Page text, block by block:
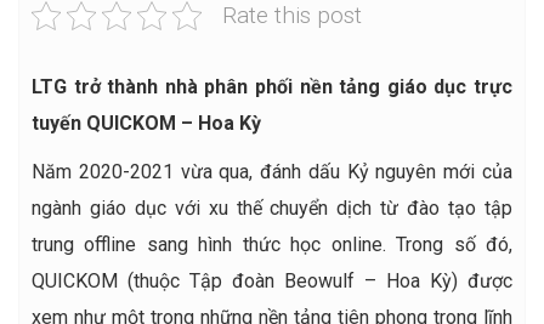
Rate this post
LTG trở thành nhà phân phối nền tảng giáo dục trực
tuyến QUICKOM – Hoa Kỳ
Năm 2020-2021 vừa qua, đánh dấu Kỷ nguyên mới của
ngành giáo dục với xu thế chuyển dịch từ đào tạo tập
trung offline sang hình thức học online. Trong số đó,
QUICKOM (thuộc Tập đoàn Beowulf – Hoa Kỳ) được
xem như một trong những nền tảng tiên phong trong lĩnh